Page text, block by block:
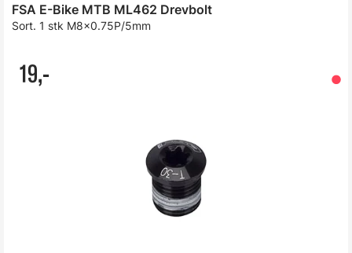
FSA E-Bike MTB ML462 Drevbolt
Sort. 1 stk M8x0.75P/5mm
19,-